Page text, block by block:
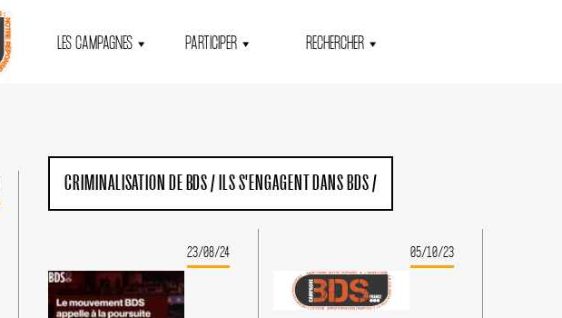
LES CAMPAGNES PARTICIPER RECHERCHER
CRIMINALISATION DE BDS/ ILS S'ENGAGENT DANS BDS/
23/08/24 05/10/23